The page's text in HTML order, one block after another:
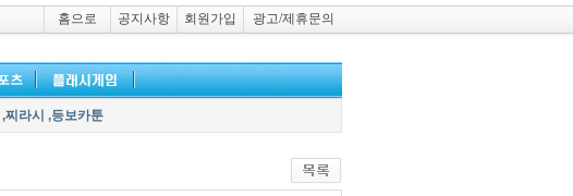
홈으로 공지사항 회원가입 광고/제휴문의
,찌라시 ,등보카툰